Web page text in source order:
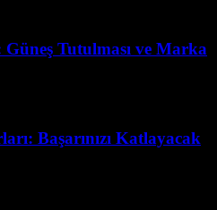
Güneş Tutulması ve Marka
Başarınızı Katlayacak